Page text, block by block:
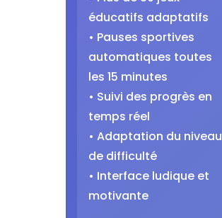
éducatifs adaptatifs
• Pauses sportives
automatiques toutes
les 15 minutes
• Suivi des progrès en
temps réel
• Adaptation du niveau
de difficulté
• Interface ludique et
motivante